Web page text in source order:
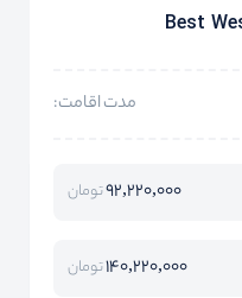
Best
مدت اقامت:
92,220,000تومان
140,220,000تومان